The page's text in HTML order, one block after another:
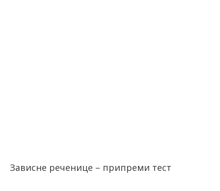
Зависне реченице – припреми тест